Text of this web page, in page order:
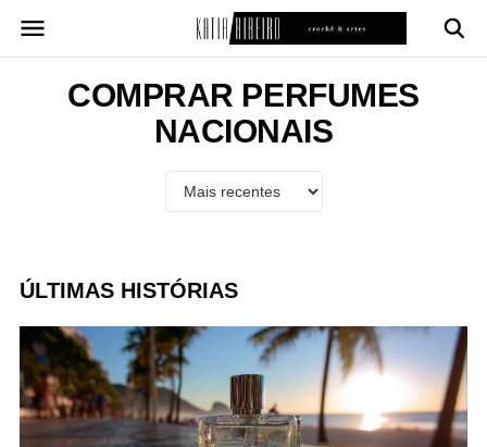
para
conteúdoCOMPRAR PERFUMES
NACIONAIS
ÚLTIMAS HISTÓRIAS